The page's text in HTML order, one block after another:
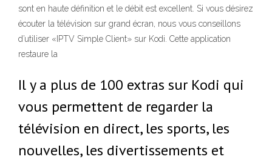
sont en haute définition et le débit est excellent. Si vous désirez
écouter la télévision sur grand écran, nous vous conseillons
d’utiliser «IPTV Simple Client» sur Kodi. Cette application
restaure la
Il y a plus de 100 extras sur Kodi qui
vous permettent de regarder la
télévision en direct, les sports, les
nouvelles, les divertissements et